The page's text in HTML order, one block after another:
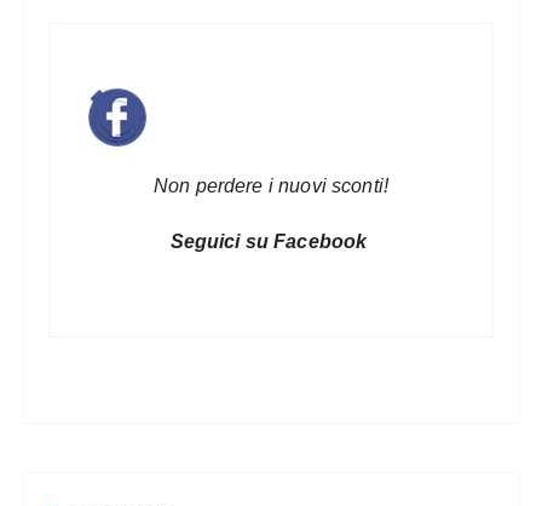
Non perdere i nuovi sconti!
Seguici su Facebook